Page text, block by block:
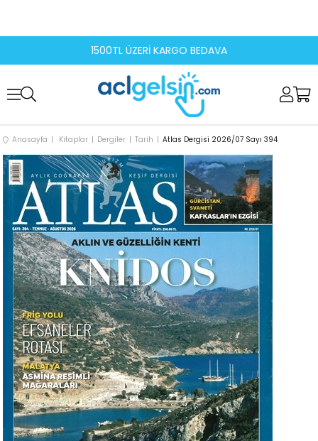
1500TL ÜZERİ KARGO BEDAVA
Anasayfa Kitaplar Dergiler Tarih Atlas Dergisi 2026/07 Sayı 394